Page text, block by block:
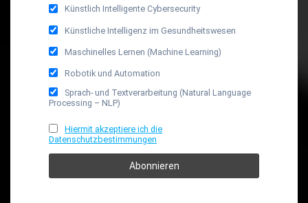
Künstlich Intelligente Cybersecurity
Künstliche Intelligenz im Gesundheitswesen
Maschinelles Lernen (Machine Learning)
Robotik und Automation
Sprach- und Textverarbeitung (Natural Language
Processing – NLP)
Hiermit akzeptiere ich die
Datenschutzbestimmungen